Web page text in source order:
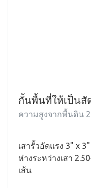
กั้นพื้นที่ให้เป็นสั
ความสูงจากพื้นดิน
เสารั้วอัดแรง 3" x
ห่างระหว่างเสา
เส้น